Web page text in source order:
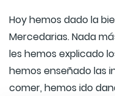
Hoy hemos dado la
Mercedarias. Nada
les hemos explicado
hemos enseñado las
comer, hemos ido